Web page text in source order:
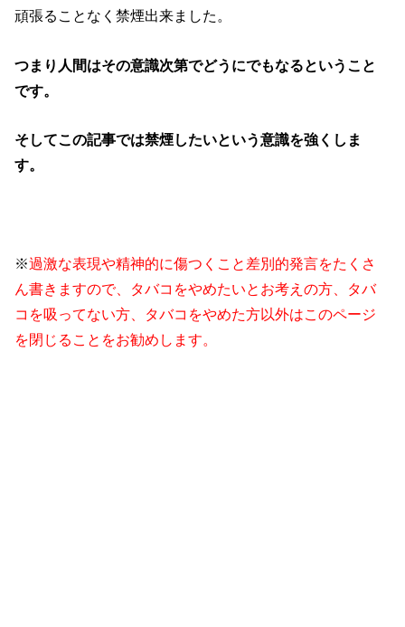
頑張ることなく禁煙出来ました。
つまり人間はその意識次第でどうにでもなるということ
です。
そしてこの記事では禁煙したいという意識を強くしま
す。
※過激な表現や精神的に傷つくこと差別的発言をたくさ
ん書きますので、タバコをやめたいとお考えの方、タバ
コを吸ってない方、タバコをやめた方以外はこのページ
を閉じることをお勧めします。